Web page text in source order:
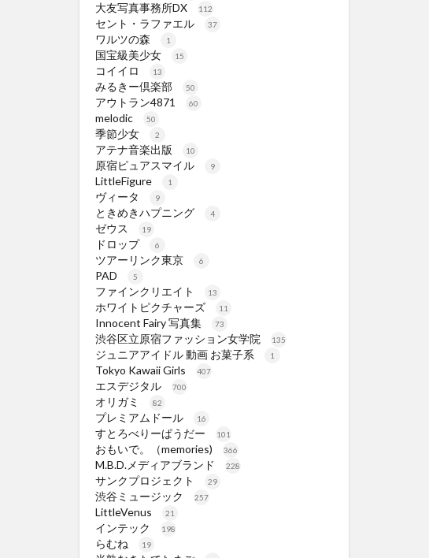
大友写真事務所DX 112
セント・ラファエル 37
ワルツの森 1
国宝級美少女 15
コイイロ 13
みるきー倶楽部 50
アウトラン4871 60
melodic 50
季節少女 2
アテナ音楽出版 10
原宿ピュアスマイル 9
LittleFigure 1
ヴィータ 9
ときめきハプニング 4
ゼウス 19
ドロップ 6
ツアーリンク東京 6
PAD 5
ファインクリエイト 13
ホワイトピクチャーズ 11
Innocent Fairy 写真集 73
渋谷区立原宿ファッション女学院 135
ジュニアアイドル 動画 お菓子系 1
Tokyo Kawaii Girls 407
エスデジタル 700
オリガミ 82
プレミアムドール 16
すとろべりーぱうだー 101
おもいで。（memories) 366
M.B.D.メディアブランド 228
サンクプロジェクト 29
渋谷ミュージック 257
LittleVenus 21
インテック 198
らむね 19